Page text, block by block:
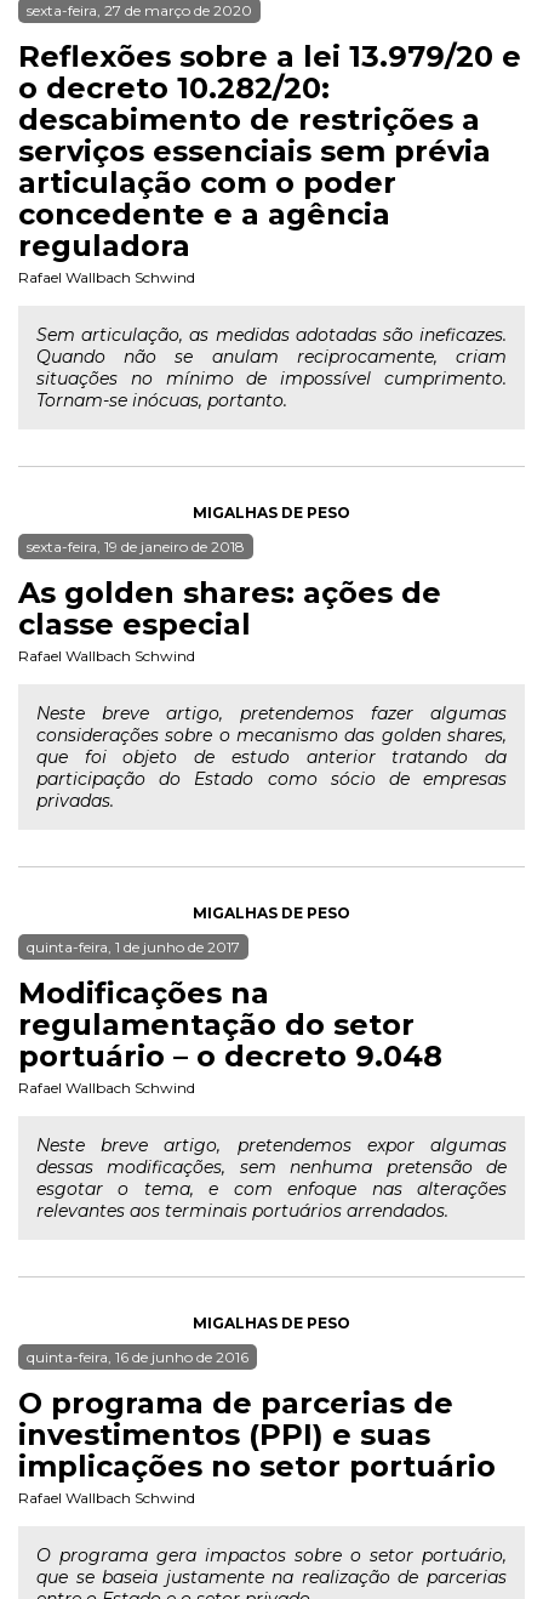
sexta-feira, 27 de março de 2020
Reflexões sobre a lei 13.979/20 e
o decreto 10.282/20:
descabimento de restrições a
serviços essenciais sem prévia
articulação com o poder
concedente e a agência
reguladora
Rafael Wallbach Schwind
Sem articulação, as medidas adotadas são ineficazes.
Quando não se anulam reciprocamente, criam
situações no mínimo de impossível cumprimento.
Tornam-se inócuas, portanto.
MIGALHAS DE PESO
sexta-feira, 19 de janeiro de 2018
As golden shares: ações de
classe especial
Rafael Wallbach Schwind
Neste breve artigo, pretendemos fazer algumas
considerações sobre o mecanismo das golden shares,
que foi objeto de estudo anterior tratando da
participação do Estado como sócio de empresas
privadas.
MIGALHAS DE PESO
quinta-feira, 1 de junho de 2017
Modificações na
regulamentação do setor
portuário – o decreto 9.048
Rafael Wallbach Schwind
Neste breve artigo, pretendemos expor algumas
dessas modificações, sem nenhuma pretensão de
esgotar o tema, e com enfoque nas alterações
relevantes aos terminais portuários arrendados.
MIGALHAS DE PESO
quinta-feira, 16 de junho de 2016
O programa de parcerias de
investimentos (PPI) e suas
implicações no setor portuário
Rafael Wallbach Schwind
O programa gera impactos sobre o setor portuário,
que se baseia justamente na realização de parcerias